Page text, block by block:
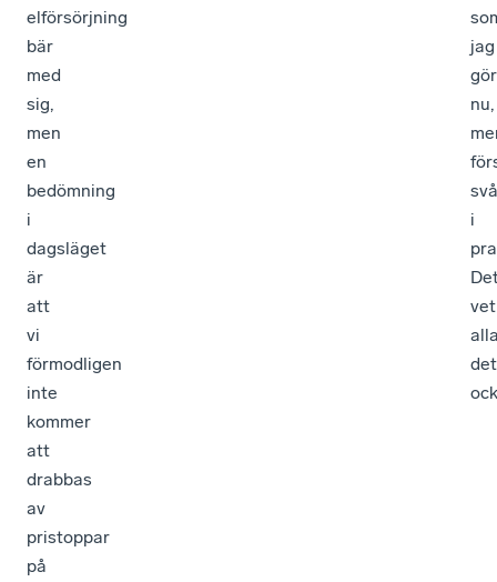
elförsörjning
bär
med
sig,
men
en
bedömning
i
dagsläget
är
att
vi
förmodligen
inte
kommer
att
drabbas
av
pristoppar
på
jag
gör
nu,
i
vet
det